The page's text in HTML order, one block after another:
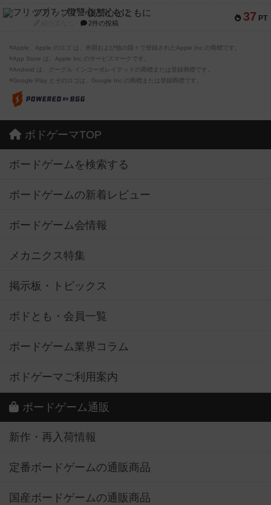
37 PT
フリップ７：復讐心とともに
2件の投稿
※Apple、Apple のロゴ は、米国および他の国々で登録されたApple Inc.の商標です。
※App Store は、Apple Inc.のサービスマークです。
※Android は、グーグル インコーポレイテッドの商標または登録商標です。
※Google Play とそのロゴは、Google Inc.の商標または登録商標です。
ボドゲーマTOP
ボードゲームを検索する
ボードゲームの新着レビュー
ボードゲーム会情報
メカニクス特集
掲示板・トピックス
ボドとも・会員一覧
ボードゲーム業界コラム
ボドゲーマご利用案内
ボードゲーム通販
新作・再入荷情報
定番ボードゲームの通販商品
国産ボードゲームの通販商品